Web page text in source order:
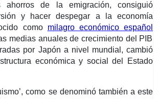
ahorros de la emigración, consiguió
y hacer despegar a la economía
como milagro económico español
medias anuales de crecimiento del PIB
por Japón a nivel mundial, cambió
económica y social del Estado
como se denominó también a este